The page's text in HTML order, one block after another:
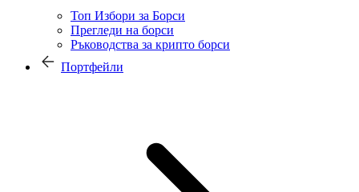
Топ Избори за Борси
Прегледи на борси
Ръководства за крипто борси
Портфейли